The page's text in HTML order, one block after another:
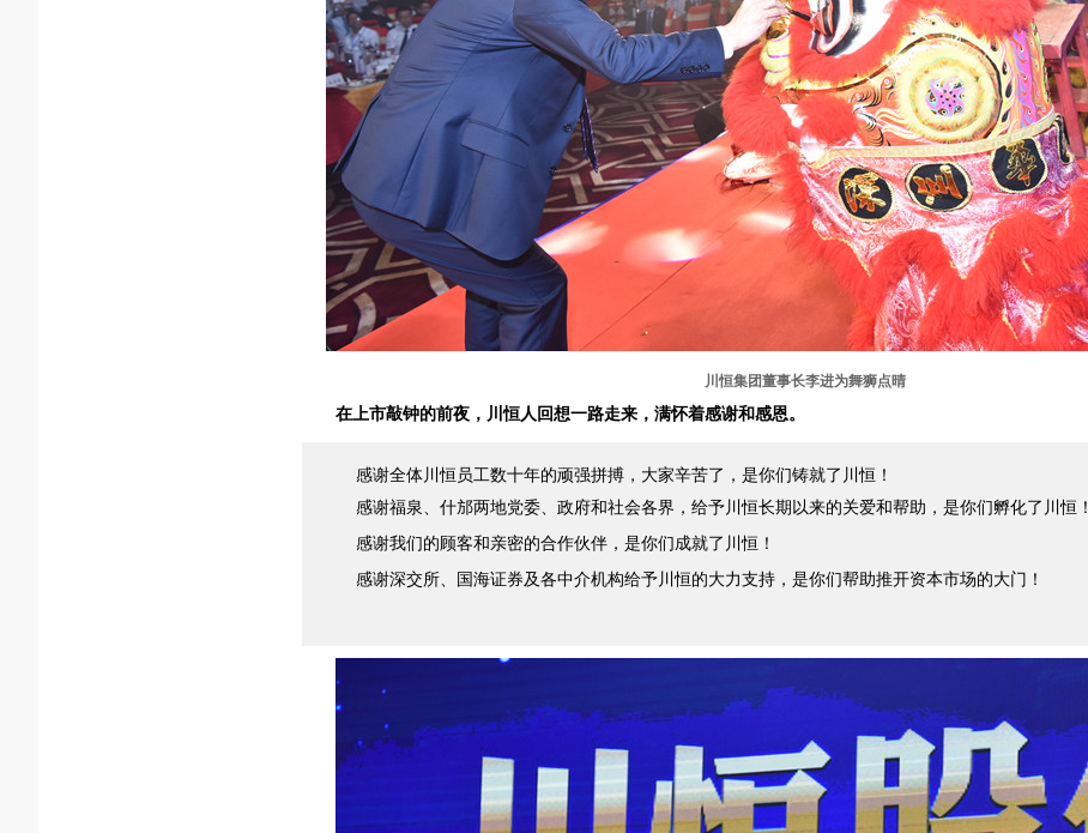
川恒集团董事长李进为舞狮点晴
在上市敲钟的前夜，川恒人回想一路走来，满怀着感谢和感恩。
感谢全体川恒员工数十年的顽强拼搏，大家辛苦了，是你们铸就了川恒！
感谢福泉、什邡两地党委、政府和社会各界，给予川恒长期以来的关爱和帮助，是你们孵化了川恒！
感谢我们的顾客和亲密的合作伙伴，是你们成就了川恒！
感谢深交所、国海证券及各中介机构给予川恒的大力支持，是你们帮助推开资本市场的大门！